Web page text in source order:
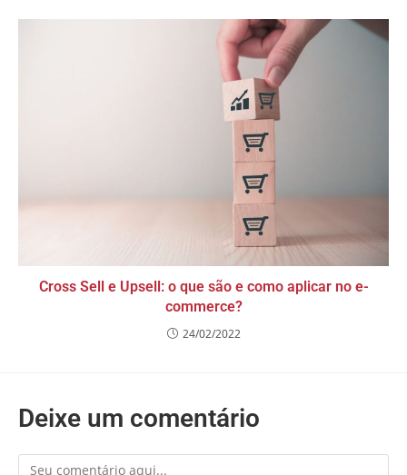
Cross Sell e Upsell: o que são e como aplicar no e-
commerce?
24/02/2022
Deixe um comentário